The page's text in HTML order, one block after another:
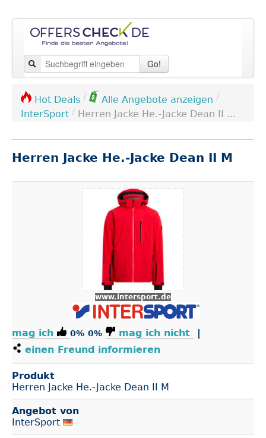
Go!
Hot Deals / Alle Angebote anzeigen /
InterSport / Herren Jacke He.-Jacke Dean II ...
Herren Jacke He.-Jacke Dean II M
www.intersport.de
mag ich 0% 0% mag ich nicht
|
einen Freund informieren
Produkt
Herren Jacke He.-Jacke Dean II M
Angebot von
InterSport